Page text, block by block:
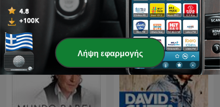
Σινεμά στη Σέντρα
Εθνικό Θέατρο - Κύκλος
συζητήσεων
Λήψη εφαρμογής